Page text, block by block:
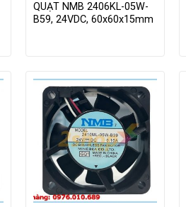
QUẠT NMB 2406KL-05W-
B59, 24VDC, 60x60x15mm